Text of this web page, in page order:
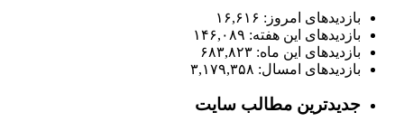
بازدیدهای امروز: ۱۶,۶۱۶
بازدیدهای این هفته: ۱۴۶,۰۸۹
بازدیدهای این ماه: ۶۸۳,۸۲۳
بازدیدهای امسال: ۳,۱۷۹,۳۵۸
جدیدترین مطالب سایت